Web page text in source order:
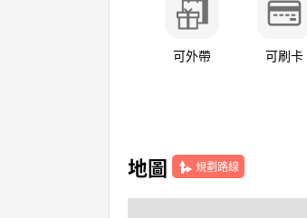
可外帶 可刷卡
地圖 規劃路線